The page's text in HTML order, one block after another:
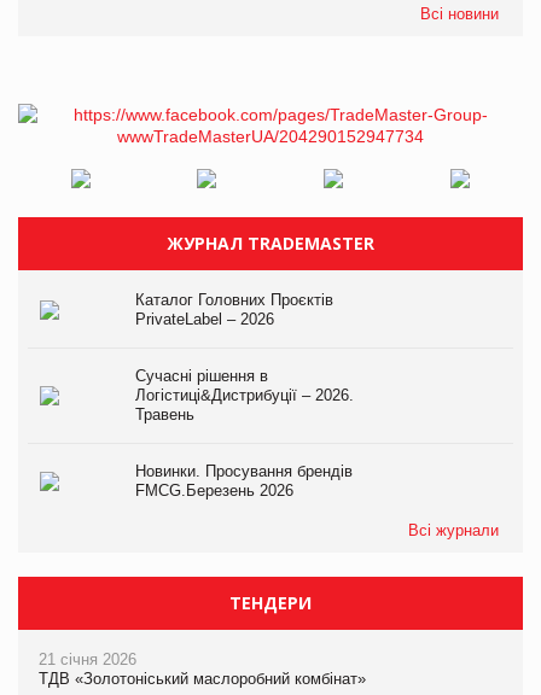
Всі новини
ЖУРНАЛ TRADEMASTER
Каталог Головних Проєктів
PrivateLabel – 2026
Сучасні рішення в
Логістиці&Дистрибуції – 2026.
Травень
Новинки. Просування брендів
FMCG.Березень 2026
Всі журнали
ТЕНДЕРИ
21 січня 2026
ТДВ «Золотоніський маслоробний комбінат»